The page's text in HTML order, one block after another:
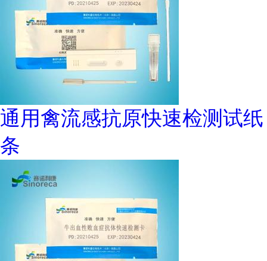
通用禽流感抗原快速检测试纸
条